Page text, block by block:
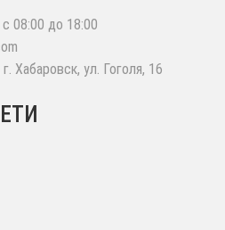
08:00 до 18:00
Хабаровск, ул. Гоголя, 16